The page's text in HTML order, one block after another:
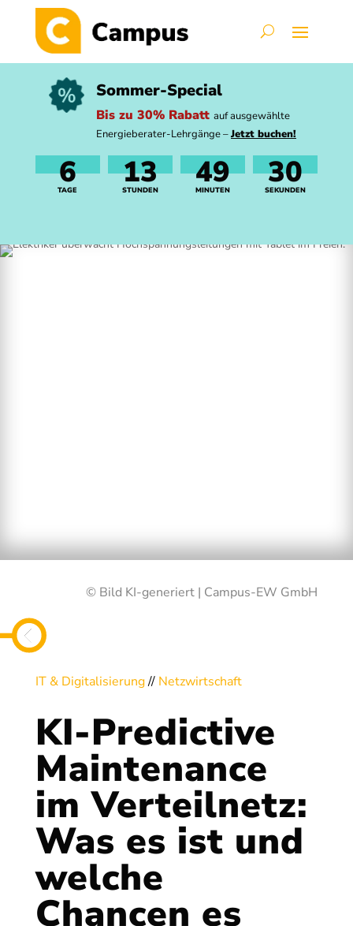
Sommer-Special
Bis zu 30% Rabatt auf ausgewählte
Energieberater-Lehrgänge –Jetzt buchen!
6
TAGE 13
STUNDEN 49
MINUTEN 30
SEKUNDEN
© Bild KI-generiert | Campus-EW GmbH
IT & Digitalisierung// Netzwirtschaft
KI-Predictive
Maintenance
im Verteilnetz:
Was es ist und
welche
Chancen es